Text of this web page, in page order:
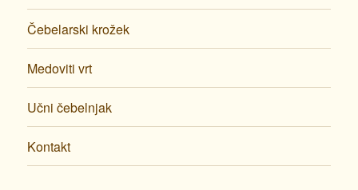
Čebelarski krožek
Medoviti vrt
Učni čebelnjak
Kontakt